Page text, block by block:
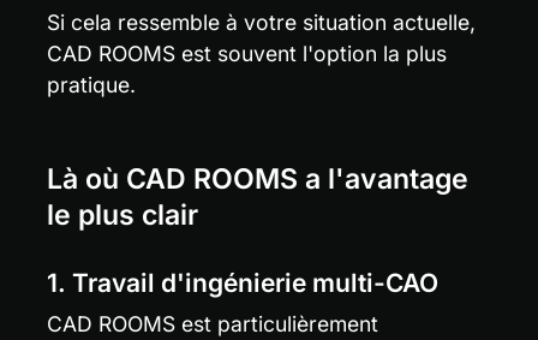
Si cela ressemble à votre situation actuelle,
CAD ROOMS est souvent l'option la plus
pratique.
Là où CAD ROOMS a l'avantage
le plus clair
1. Travail d'ingénierie multi-CAO
CAD ROOMS est particulièrement